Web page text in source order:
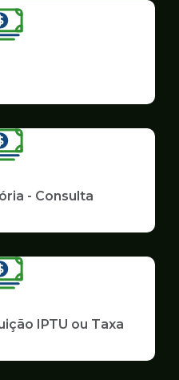
- Consulta
IPTU ou Taxa